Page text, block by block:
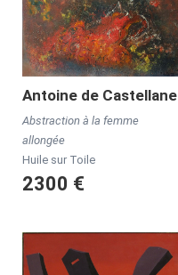
Antoine de Castellane
Abstraction à la femme
allongée
Huile sur Toile
2300 €